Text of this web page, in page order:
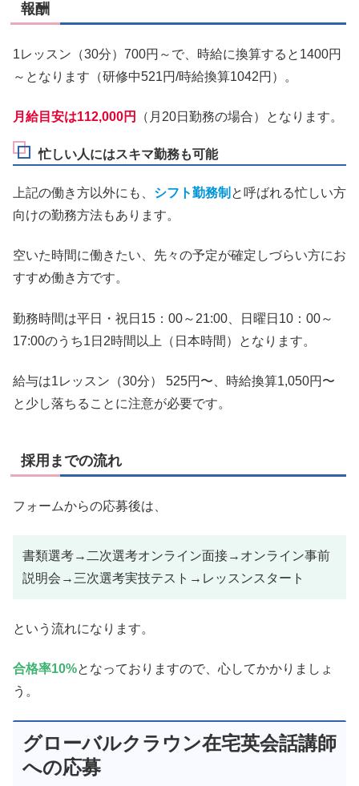
報酬
1レッスン（30分）700円～で、時給に換算すると1400円
～となります（研修中521円/時給換算1042円）。
月給目安は112,000円 （月20日勤務の場合）となります。
忙しい人にはスキマ勤務も可能
上記の働き方以外にも、 シフト勤務制 と呼ばれる忙しい方
向けの勤務方法もあります。
空いた時間に働きたい、先々の予定が確定しづらい方にお
すすめ働き方です。
勤務時間は平日・祝日15：00～21:00、日曜日10：00～
17:00のうち1日2時間以上（日本時間）となります。
給与は1レッスン（30分） 525円〜、時給換算1,050円〜
と少し落ちることに注意が必要です。
採用までの流れ
フォームからの応募後は、
書類選考→二次選考オンライン面接→オンライン事前
説明会→三次選考実技テスト→レッスンスタート
という流れになります。
合格率10%となっておりますので、心してかかりましょ
う。
グローバルクラウン在宅英会話講師
への応募